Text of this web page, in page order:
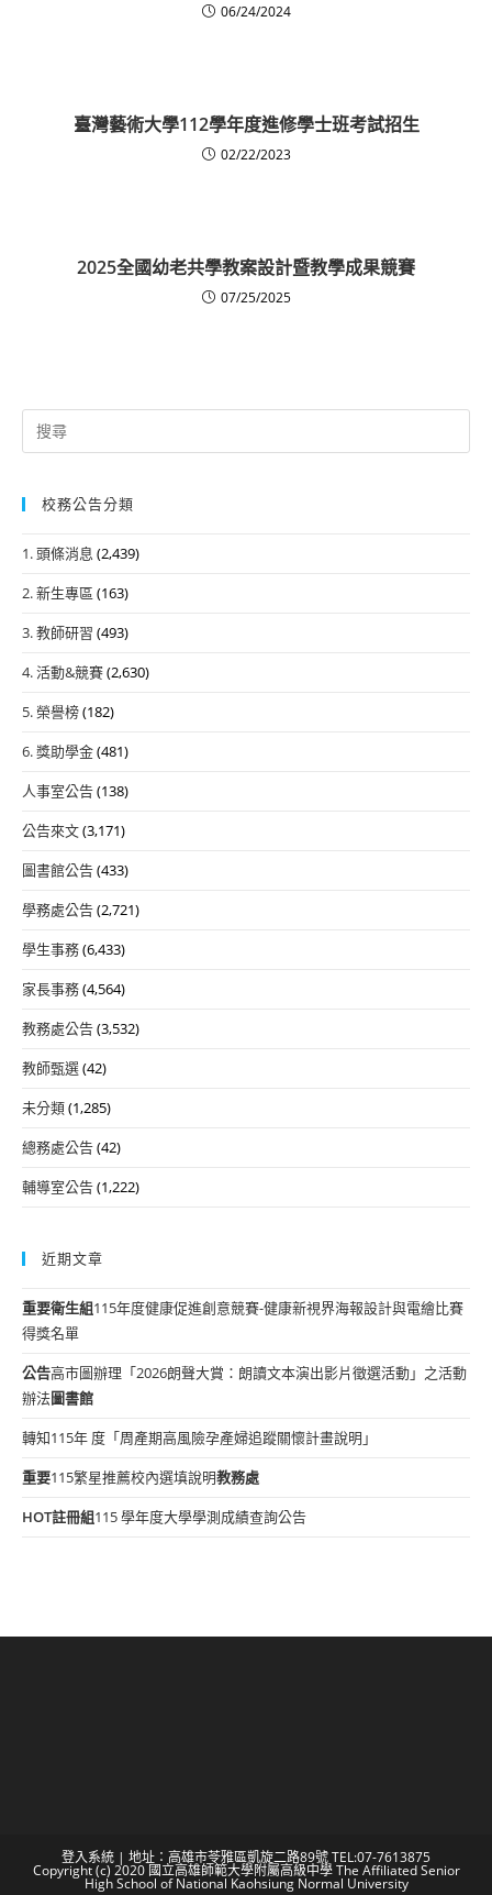
06/24/2024
臺灣藝術大學112學年度進修學士班考試招生
02/22/2023
2025全國幼老共學教案設計暨教學成果競賽
07/25/2025
Search
for:
校務公告分類
1. 頭條消息 (2,439)
2. 新生專區 (163)
3. 教師研習 (493)
4. 活動&競賽(2,630)
5. 榮譽榜(182)
6. 獎助學金(481)
人事室公告(138)
公告來文(3,171)
圖書館公告(433)
學務處公告(2,721)
學生事務(6,433)
家長事務(4,564)
教務處公告(3,532)
教師甄選(42)
未分類(1,285)
總務處公告(42)
輔導室公告(1,222)
近期文章
重要衛生組115年度健康促進創意競賽-健康新視界海報設計與電繪比賽
得獎名單
公告高市圖辦理「2026朗聲大賞：朗讀文本演出影片徵選活動」之活動
辦法圖書館
轉知115年 度「周產期高風險孕產婦追蹤關懷計畫說明」
重要115繁星推薦校內選填說明教務處
HOT註冊組115 學年度大學學測成績查詢公告
登入系統 | 地址：高雄市苓雅區凱旋二路89號 TEL:07-7613875
Copyright (c) 2020 國立高雄師範大學附屬高級中學 The Affiliated Senior
High School of National Kaohsiung Normal University